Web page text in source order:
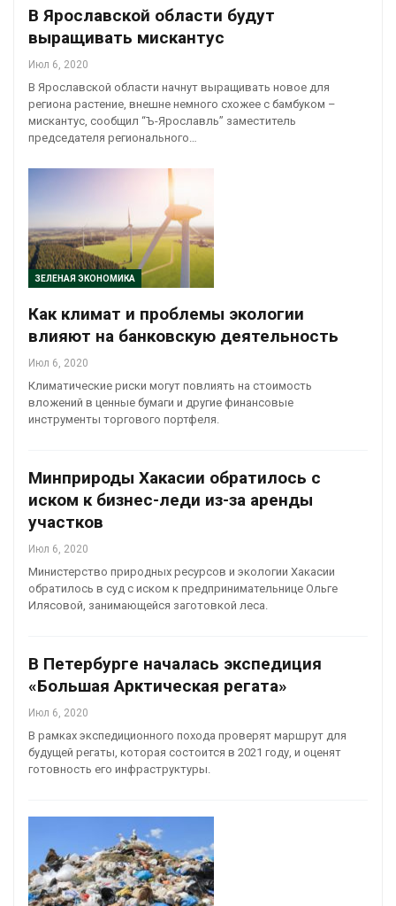
В Ярославской области будут
выращивать мискантус
Июл 6, 2020
В Ярославской области начнут выращивать новое для
региона растение, внешне немного схожее с бамбуком –
мискантус, сообщил “Ъ-Ярославль” заместитель
председателя регионального…
ЗЕЛЕНАЯ ЭКОНОМИКА
Как климат и проблемы экологии
влияют на банковскую деятельность
Июл 6, 2020
Климатические риски могут повлиять на стоимость
вложений в ценные бумаги и другие финансовые
инструменты торгового портфеля.
Минприроды Хакасии обратилось с
иском к бизнес-леди из-за аренды
участков
Июл 6, 2020
Министерство природных ресурсов и экологии Хакасии
обратилось в суд с иском к предпринимательнице Ольге
Илясовой, занимающейся заготовкой леса.
В Петербурге началась экспедиция
«Большая Арктическая регата»
Июл 6, 2020
В рамках экспедиционного похода проверят маршрут для
будущей регаты, которая состоится в 2021 году, и оценят
готовность его инфраструктуры.